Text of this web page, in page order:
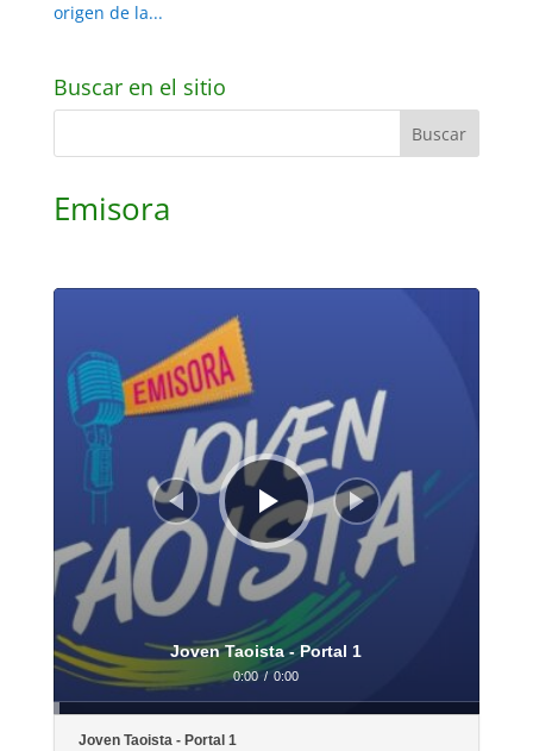
origen de la...
Buscar en el sitio
Emisora
Reproductor
Joven Taoista - Portal 1
0:00 / 0:00
Joven Taoista - Portal 1